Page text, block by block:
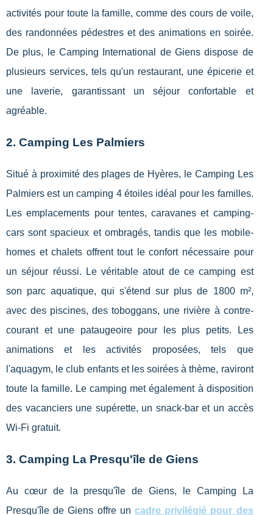
activités pour toute la famille, comme des cours de voile,
des randonnées pédestres et des animations en soirée.
De plus, le Camping International de Giens dispose de
plusieurs services, tels qu'un restaurant, une épicerie et
une laverie, garantissant un séjour confortable et
agréable.
2. Camping Les Palmiers
Situé à proximité des plages de Hyères, le Camping Les
Palmiers est un camping 4 étoiles idéal pour les familles.
Les emplacements pour tentes, caravanes et camping-
cars sont spacieux et ombragés, tandis que les mobile-
homes et chalets offrent tout le confort nécessaire pour
un séjour réussi. Le véritable atout de ce camping est
son parc aquatique, qui s'étend sur plus de 1800 m²,
avec des piscines, des toboggans, une rivière à contre-
courant et une pataugeoire pour les plus petits. Les
animations et les activités proposées, tels que
l'aquagym, le club enfants et les soirées à thème, raviront
toute la famille. Le camping met également à disposition
des vacanciers une supérette, un snack-bar et un accès
Wi-Fi gratuit.
3. Camping La Presqu'île de Giens
Au cœur de la presqu'île de Giens, le Camping La
Presqu'île de Giens offre un cadre privilégié pour des